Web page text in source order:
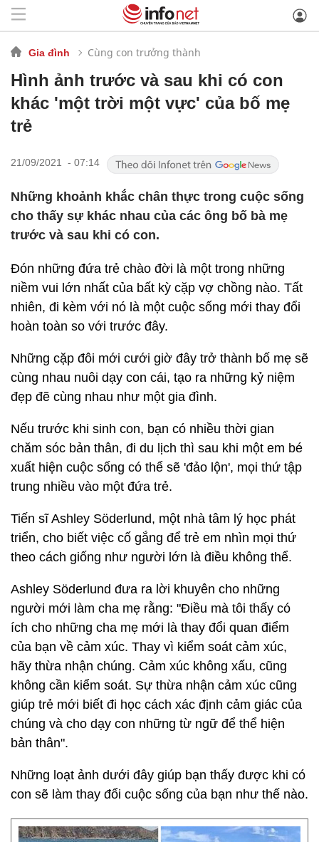
Gia đình Cùng con trưởng thành
Hình ảnh trước và sau khi có con
khác 'một trời một vực' của bố mẹ
trẻ
21/09/2021 - 07:14
Những khoảnh khắc chân thực trong cuộc sống
cho thấy sự khác nhau của các ông bố bà mẹ
trước và sau khi có con.
Đón những đứa trẻ chào đời là một trong những
niềm vui lớn nhất của bất kỳ cặp vợ chồng nào. Tất
nhiên, đi kèm với nó là một cuộc sống mới thay đổi
hoàn toàn so với trước đây.
Những cặp đôi mới cưới giờ đây trở thành bố mẹ sẽ
cùng nhau nuôi dạy con cái, tạo ra những kỷ niệm
đẹp đẽ cùng nhau như một gia đình.
Nếu trước khi sinh con, bạn có nhiều thời gian
chăm sóc bản thân, đi du lịch thì sau khi một em bé
xuất hiện cuộc sống có thể sẽ 'đảo lộn', mọi thứ tập
trung nhiều vào một đứa trẻ.
Tiến sĩ Ashley Söderlund, một nhà tâm lý học phát
triển, cho biết việc cố gắng để trẻ em nhìn mọi thứ
theo cách giống như người lớn là điều không thể.
Ashley Söderlund đưa ra lời khuyên cho những
người mới làm cha mẹ rằng: "Điều mà tôi thấy có
ích cho những cha mẹ mới là thay đổi quan điểm
của bạn về cảm xúc. Thay vì kiểm soát cảm xúc,
hãy thừa nhận chúng. Cảm xúc không xấu, cũng
không cần kiểm soát. Sự thừa nhận cảm xúc cũng
giúp trẻ mới biết đi học cách xác định cảm giác của
chúng và cho dạy con những từ ngữ để thể hiện
bản thân".
Những loạt ảnh dưới đây giúp bạn thấy được khi có
con sẽ làm thay đổi cuộc sống của bạn như thế nào.